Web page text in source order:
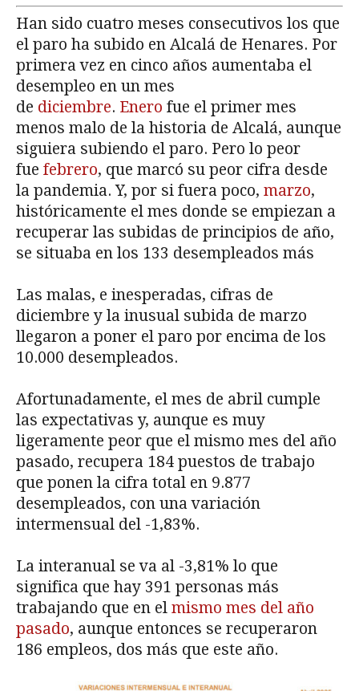
Han sido cuatro meses consecutivos los que
el paro ha subido en Alcalá de Henares. Por
primera vez en cinco años aumentaba el
desempleo en un mes
de diciembre. Enero fue el primer mes
menos malo de la historia de Alcalá, aunque
siguiera subiendo el paro. Pero lo peor
fue febrero, que marcó su peor cifra desde
la pandemia. Y, por si fuera poco, marzo,
históricamente el mes donde se empiezan a
recuperar las subidas de principios de año,
se situaba en los 133 desempleados más
Las malas, e inesperadas, cifras de
diciembre y la inusual subida de marzo
llegaron a poner el paro por encima de los
10.000 desempleados.
Afortunadamente, el mes de abril cumple
las expectativas y, aunque es muy
ligeramente peor que el mismo mes del año
pasado, recupera 184 puestos de trabajo
que ponen la cifra total en 9.877
desempleados, con una variación
intermensual del -1,83%.
La interanual se va al -3,81% lo que
significa que hay 391 personas más
trabajando que en el mismo mes del año
pasado, aunque entonces se recuperaron
186 empleos, dos más que este año.